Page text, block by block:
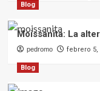
Blog
Moissanita: La
pedromo febrero 5,
Blog